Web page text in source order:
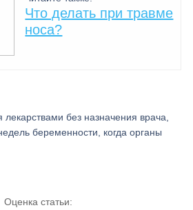
Что делать при травме
носа?
без назначения врача,
беременности, когда органы
Оценка статьи: